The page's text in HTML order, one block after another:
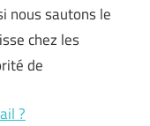
nous sautons le
chez les
de
?